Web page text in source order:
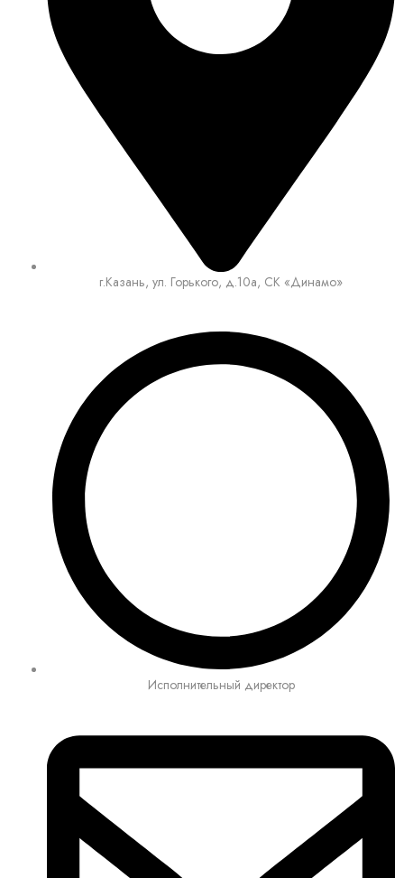
г.Казань, ул. Горького, д.10а, СК «Динамо»
Исполнительный директор